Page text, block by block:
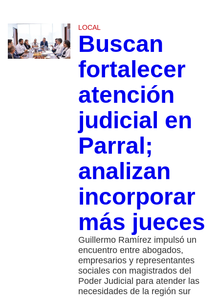
LOCAL
Buscan
fortalecer
atención
judicial en
Parral;
analizan
incorporar
más jueces
Guillermo Ramírez impulsó un
encuentro entre abogados,
empresarios y representantes
sociales con magistrados del
Poder Judicial para atender las
necesidades de la región sur